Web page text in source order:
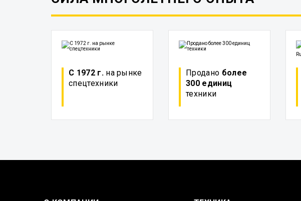
С 1972 г.на рынке
спецтехники
Продано более
300 единиц
техники